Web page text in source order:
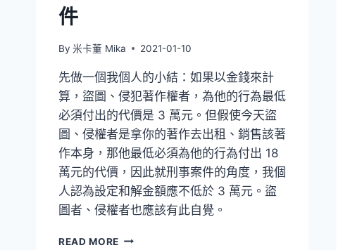
件
By 米卡董 Mika 2021-01-10
先做一個我個人的小結：如果以金錢來計
算，盜圖、侵犯著作權者，為他的行為最低
必須付出的代價是 3 萬元。但假使今天盜
圖、侵權者是拿你的著作去出租、銷售該著
作本身，那他最低必須為他的行為付出 18
萬元的代價，因此就刑事案件的角度，我個
人認為設定和解金額應不低於 3 萬元。盜
圖者、侵權者也應該有此自覺。
READ MORE [被